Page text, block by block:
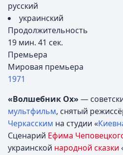
русский
украинский
Продолжительность
19 мин. 41 сек.
Премьера
Мировая премьера
1971
«Волшебник Ох» —
мультфильм, снятый
Черкасским на студии «
Сценарий Ефима
украинской народной сказки